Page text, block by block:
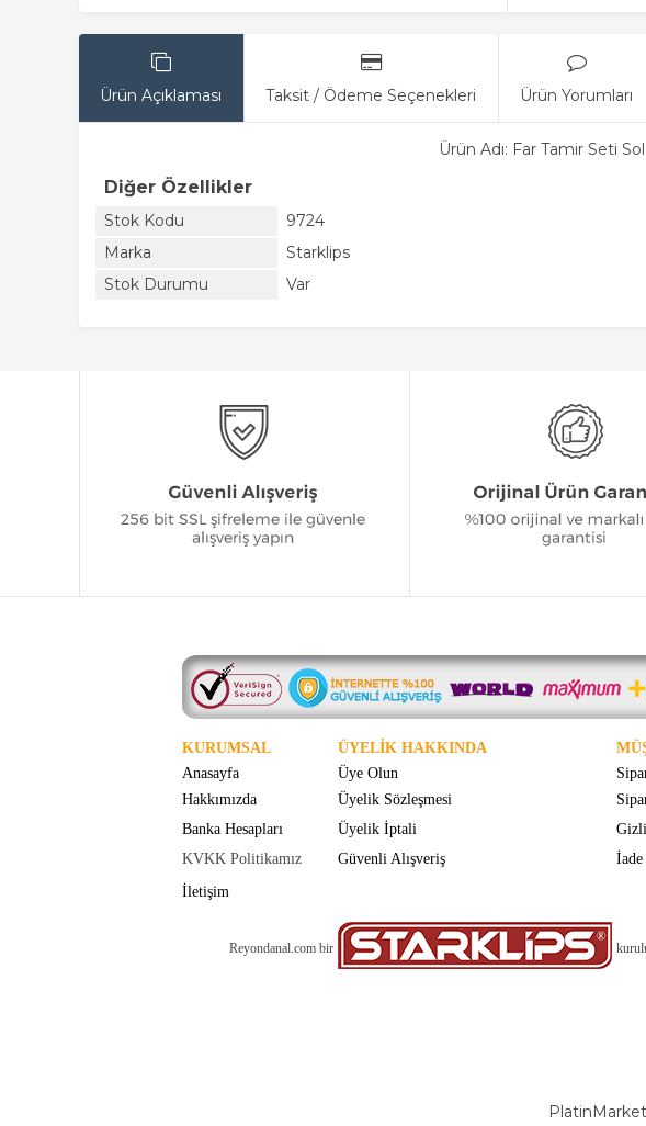
Ürün Açıklaması Taksit / Ödeme Seçenekleri Ürün Yorumları
Ürün Adı: Far Tamir Seti
Diğer Özellikler
Stok Kodu
9724
Marka
Starklips
Stok Durumu
Var
KURUMSAL ÜYELİK HAKKINDA
Anasayfa Üye Olun
Hakkımızda
Üyelik Sözleşmesi
Banka Hesapları
Üyelik İptali
KVKK Politikamız
Güvenli Alışveriş
İletişim
Reyondanal.com bir
PlatinMarket